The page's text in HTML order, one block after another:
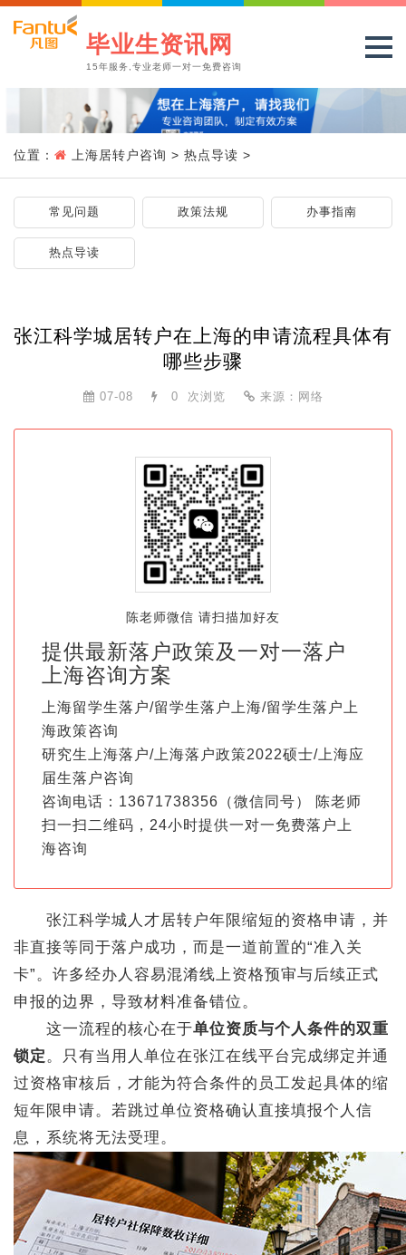
毕业生资讯网
15年服务,专业老师一对一免费咨询
位置： 上海居转户咨询 > 热点导读 >
常见问题 政策法规 办事指南
热点导读
张江科学城居转户在上海的申请流程具体有
哪些步骤
07-08 0 次浏览 来源：网络
陈老师微信 请扫描加好友
提供最新落户政策及一对一落户
上海咨询方案
上海留学生落户/留学生落户上海/留学生落户上
海政策咨询
研究生上海落户/上海落户政策2022硕士/上海应
届生落户咨询
咨询电话：13671738356（微信同号） 陈老师
扫一扫二维码，24小时提供一对一免费落户上
海咨询
张江科学城人才居转户年限缩短的资格申请，并
非直接等同于落户成功，而是一道前置的“准入关
卡”。许多经办人容易混淆线上资格预审与后续正式
申报的边界，导致材料准备错位。
这一流程的核心在于单位资质与个人条件的双重
锁定。只有当用人单位在张江在线平台完成绑定并通
过资格审核后，才能为符合条件的员工发起具体的缩
短年限申请。若跳过单位资格确认直接填报个人信
息，系统将无法受理。